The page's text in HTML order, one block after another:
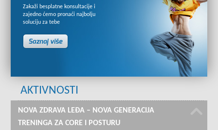
Zakaži besplatne konsultacije i
zajedno ćemo pronaći najbolju
soluciju za tebe
AKTIVNOSTI
NOVA ZDRAVA LEĐA – NOVA GENERACIJA
TRENINGA ZA CORE I POSTURU